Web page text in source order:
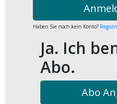
Haben Sie noch kein Konto?
Ja. Ich
Abo.
Abo